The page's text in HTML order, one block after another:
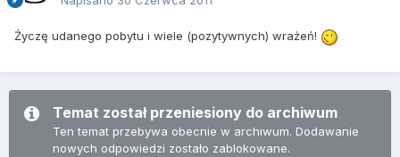
Życzę udanego pobytu i wiele (pozytywnych) wrażeń!
Temat został przeniesiony do archiwum
Ten temat przebywa obecnie w archiwum. Dodawanie
nowych odpowiedzi zostało zablokowane.